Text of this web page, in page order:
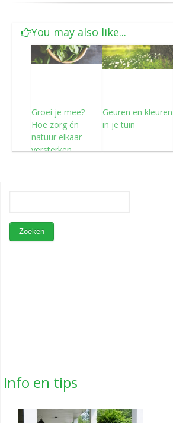
You may also like...
Groei je mee?
Hoe zorg én
natuur elkaar
versterken
Geuren en kleuren
in je tuin
Info en tips